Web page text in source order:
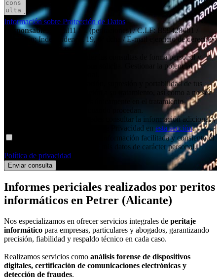
Información sobre Protección de Datos
Responsable
: Social11 SL (peritaciones) / C.I.F: B99428401 /
Dirección: Independencia 19, 6º dcha / E-mail ejercicio de derechos:
contacto@social11.es
: Atender las consultas de forma personal y
remitir la información que nos solicita. Gestionar la potencial
: Acceso, rectificación, supresión y portabilidad de tus
datos, de limitación y oposición a su tratamiento, así como a no ser
objeto de decisiones basadas únicamente en el tratamiento
automatizado de tus datos, cuando procedan.
: Puedes consultar la información adicional y
detallada sobre nuestra Política de Privacidad en esta sección.
Declaro haber entendido la información facilitada y consiento el
tratamiento que se efectuará de mis datos de carácter personal.
Política de privacidad
Informes periciales realizados por peritos
informáticos en Petrer (Alicante)
Nos especializamos en ofrecer servicios integrales de peritaje
informático para empresas, particulares y abogados, garantizando
precisión, fiabilidad y respaldo técnico en cada caso.
Realizamos servicios como análisis forense de dispositivos
digitales, certificación de comunicaciones electrónicas y
detección de fraudes.